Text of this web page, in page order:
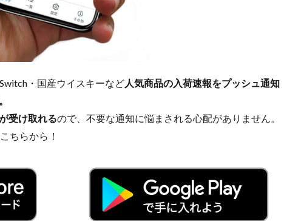
・国産ウイスキーなど人気商品の入荷速報をプッシュ通知
受け取れるので、不要な通知に悩まされる心配がありません。
ちらから！